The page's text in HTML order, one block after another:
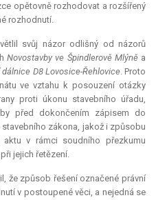
opětovně rozhodovat a rozšířený
rozhodnutí.
svůj názor odlišný od názorů
Novostavby ve Špindlerově Mlýněa
D8 Lovosice-Řehlovice. Proto
ve vztahu k posouzení otázky
proti úkonu stavebního úřadu,
před dokončením zápisem do
zákona, jakož i způsobu
aktu v rámci soudního přezkumu
jejich řetězení.
že způsob řešení označené právní
v postoupené věci, a nejedná se